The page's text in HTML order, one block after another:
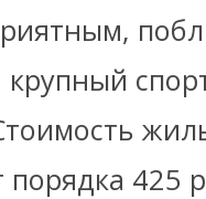
порядка 425